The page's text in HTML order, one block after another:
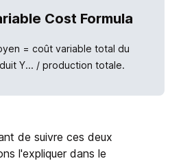
Cost Formula
= coût variable total du
Y... / production totale.
de suivre ces deux
l'expliquer dans le